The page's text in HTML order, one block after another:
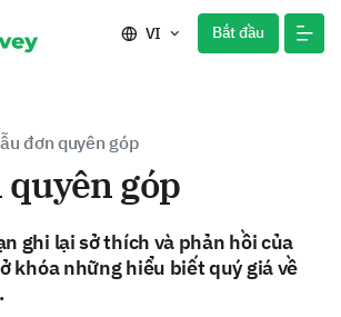
VI Bắt đầu
đơn quyên góp
góp
ghi lại sở thích và phản hồi của
khóa những hiểu biết quý giá về